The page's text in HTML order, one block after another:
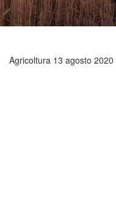
Agricoltura 13 agosto 2020